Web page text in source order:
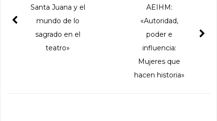
AEIHM:
«Autoridad,
poder e
influencia:
Mujeres que
hacen historia»
Santa Juana y el
mundo de lo
sagrado en el
teatro»